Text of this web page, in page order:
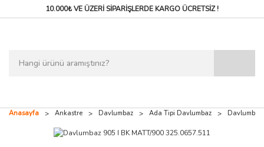
10.000₺ VE ÜZERİ SİPARİŞLERDEKARGO ÜCRETSİZ !
Anasayfa Ankastre Davlumbaz Ada Tipi Davlumbaz